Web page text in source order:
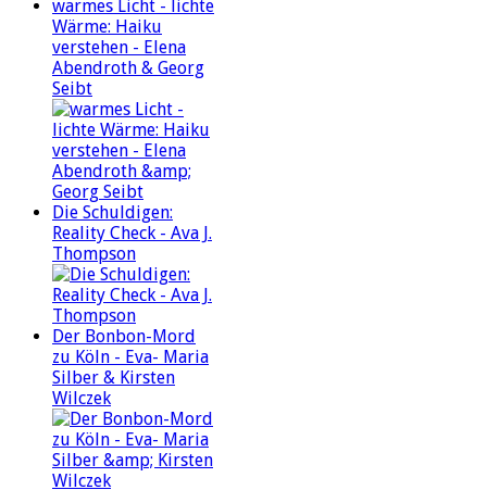
warmes Licht - lichte
Wärme: Haiku
verstehen - Elena
Abendroth & Georg
Seibt
Die Schuldigen:
Reality Check - Ava J.
Thompson
Der Bonbon-Mord
zu Köln - Eva- Maria
Silber & Kirsten
Wilczek